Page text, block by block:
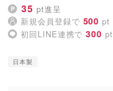
35 pt進呈
新規会員登録で 500 pt
初回LINE連携で 300 pt
日本製